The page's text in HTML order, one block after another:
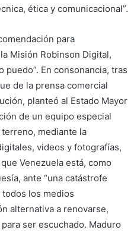
ética y comunicacional”.
para
Misión Robinson Digital,
puedo”. En consonancia, tras
de la prensa comercial
planteó al Estado Mayor
de un equipo especial
mediante la
videos y fotografías,
Venezuela está, como
ante “una catástrofe
todos los medios
alternativa a renovarse,
ser escuchado. Maduro